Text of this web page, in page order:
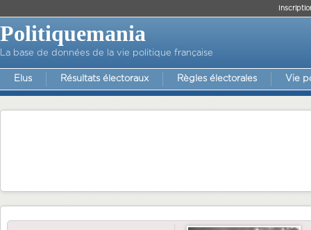
Politiquemania
La base de données de la vie politique française
Elus Résultats électoraux Règles électorales Vie